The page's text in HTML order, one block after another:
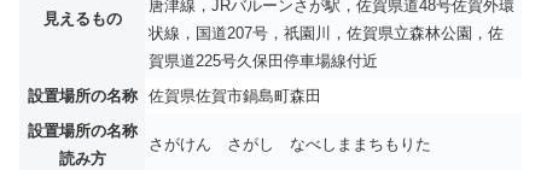
見えるもの
唐津線，JRバルーンさが駅，佐賀県道48号佐賀外環
状線，国道207号，祇園川，佐賀県立森林公園，佐
賀県道225号久保田停車場線付近
設置場所の名称
佐賀県佐賀市鍋島町森田
設置場所の名称
読み方
さがけん さがし なべしままちもりた